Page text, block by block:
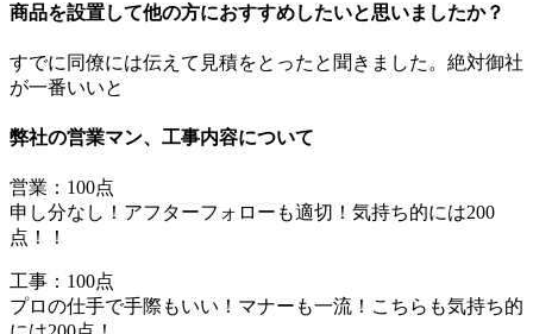
商品を設置して他の方におすすめしたいと思いましたか？
すでに同僚には伝えて見積をとったと聞きました。絶対御社
が一番いいと
弊社の営業マン、工事内容について
営業：100点
申し分なし！アフターフォローも適切！気持ち的には200
点！！
工事：100点
プロの仕手で手際もいい！マナーも一流！こちらも気持ち的